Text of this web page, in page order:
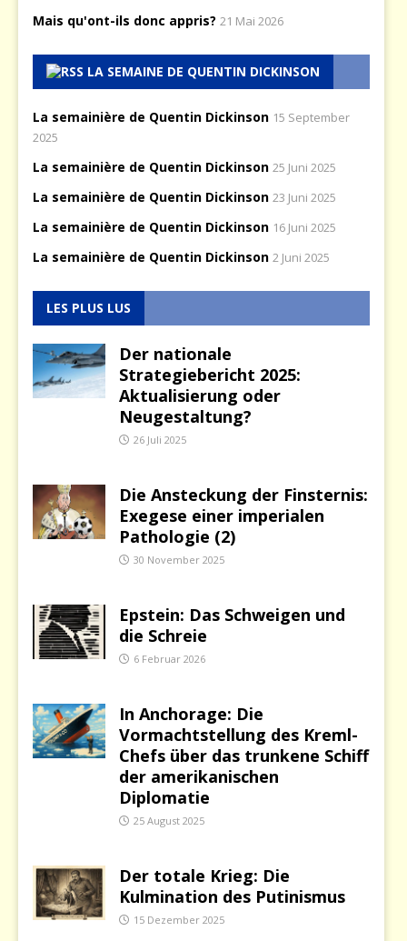
Mais qu'ont-ils donc appris? 21 Mai 2026
LA SEMAINE DE QUENTIN DICKINSON
La semainière de Quentin Dickinson 15 September
2025
La semainière de Quentin Dickinson 25 Juni 2025
La semainière de Quentin Dickinson 23 Juni 2025
La semainière de Quentin Dickinson 16 Juni 2025
La semainière de Quentin Dickinson 2 Juni 2025
LES PLUS LUS
Der nationale
Strategiebericht 2025:
Aktualisierung oder
Neugestaltung?
26 Juli 2025
Die Ansteckung der Finsternis:
Exegese einer imperialen
Pathologie (2)
30 November 2025
Epstein: Das Schweigen und
die Schreie
6 Februar 2026
In Anchorage: Die
Vormachtstellung des Kreml-
Chefs über das trunkene Schiff
der amerikanischen
Diplomatie
25 August 2025
Der totale Krieg: Die
Kulmination des Putinismus
15 Dezember 2025